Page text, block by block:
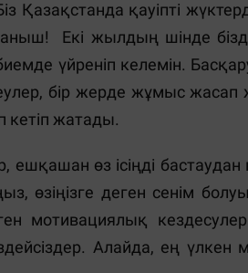
Қазақстанда қауіпті
Екі жылдың шінде
үйреніп келемін.
бір жерде жұмыс жасап
кетіп жатады.
ешқашан өз ісіңді
өзіңізге деген сенім
мотивациялық
Алайда, ең